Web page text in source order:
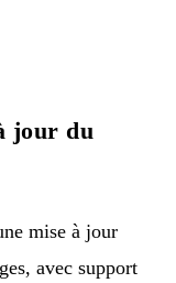
jour du
mise à jour
avec support